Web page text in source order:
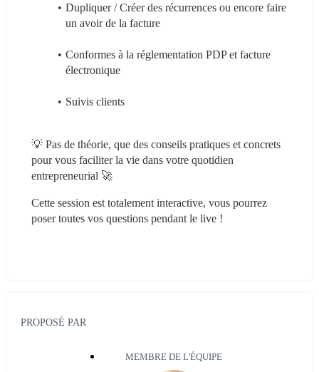
Dupliquer / Créer des récurrences ou encore faire
un avoir de la facture
Conformes à la réglementation PDP et facture
électronique
Suivis clients
💡 Pas de théorie, que des conseils pratiques et concrets
pour vous faciliter la vie dans votre quotidien
entrepreneurial 🚀
Cette session est totalement interactive, vous pourrez
poser toutes vos questions pendant le live !
PROPOSÉ PAR
MEMBRE DE L'ÉQUIPE